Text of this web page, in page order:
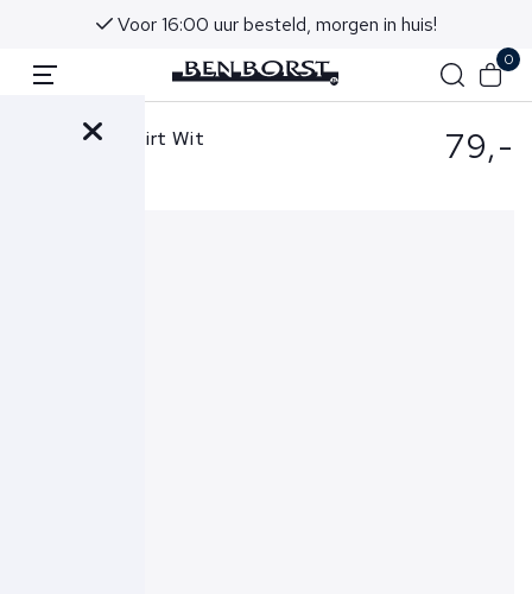
Voor 16:00 uur besteld, morgen in huis!
0
Denham T-shirt Wit 79,-